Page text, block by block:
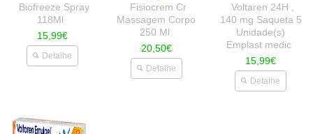
Biofreeze Spray
118Ml
15,99€
Detalhe
Fisiocrem Cr
Massagem Corpo
250 Ml
20,50€
Detalhe
Voltaren 24H ,
140 mg Saqueta 5
Unidade(s)
Emplast medic
15,99€
Detalhe